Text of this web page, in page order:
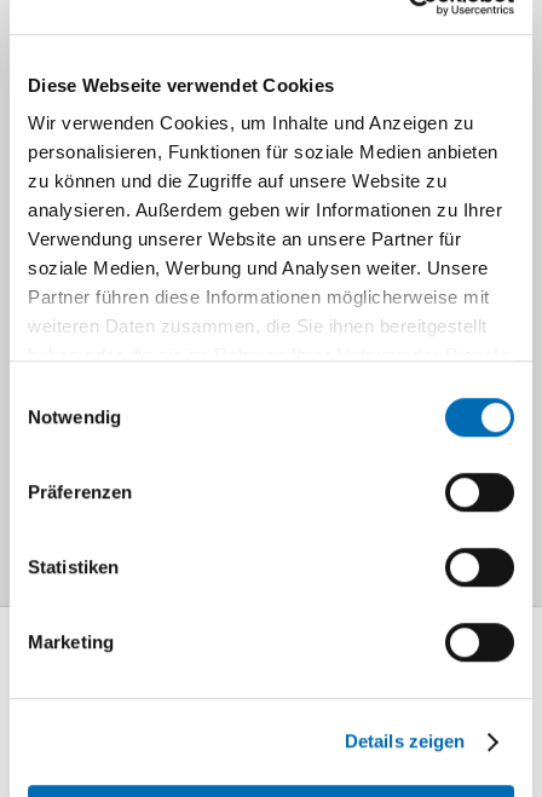
Diese Webseite verwendet Cookies
Wir verwenden Cookies, um Inhalte und Anzeigen zu
personalisieren, Funktionen für soziale Medien anbieten
zu können und die Zugriffe auf unsere Website zu
analysieren. Außerdem geben wir Informationen zu Ihrer
Verwendung unserer Website an unsere Partner für
soziale Medien, Werbung und Analysen weiter. Unsere
Partner führen diese Informationen möglicherweise mit
weiteren Daten zusammen, die Sie ihnen bereitgestellt
Notwendig
Präferenzen
Statistiken
Marketing
Details zeigen
EMBuMI im TB-9 "Grundlagen klinischer
Diagnostik und Therapie"
EMBuMi im SB "Onkologie"
EMBuMI im SB "Mensch und Umwelt"
Algorithms for Sequence Analysis
Information und
Lageplan